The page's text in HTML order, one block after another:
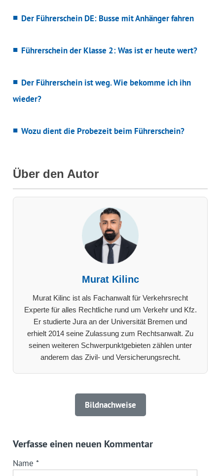
Der Führerschein DE: Busse mit Anhänger fahren
Führerschein der Klasse 2: Was ist er heute wert?
Der Führerschein ist weg. Wie bekomme ich ihn
wieder?
Wozu dient die Probezeit beim Führerschein?
Über den Autor
Murat Kilinc
Murat Kilinc ist als Fachanwalt für Verkehrsrecht
Experte für alles Rechtliche rund um Verkehr und Kfz.
Er studierte Jura an der Universität Bremen und
erhielt 2014 seine Zulassung zum Rechtsanwalt. Zu
seinen weiteren Schwerpunktgebieten zählen unter
anderem das Zivil- und Versicherungsrecht.
Bildnachweise
Verfasse einen neuen Kommentar
Name *